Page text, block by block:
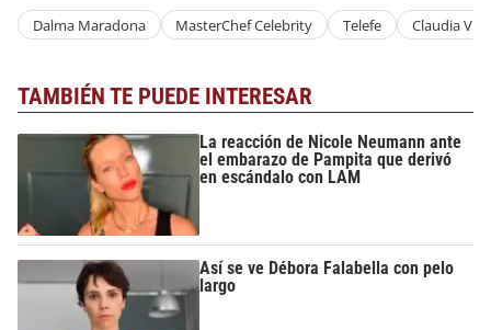
Dalma Maradona MasterChef Celebrity Telefe Claudia
TAMBIÉN TE PUEDE INTERESAR
La reacción de Nicole Neumann ante
el embarazo de Pampita que derivó
en escándalo con LAM
Así se ve Débora Falabella con pelo
largo